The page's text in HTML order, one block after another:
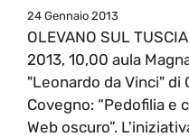
24 Gennaio 2013
OLEVANO SUL
2013, 10,00 aula
"Leonardo da Vinci" di
Covegno: “Pedofilia e
Web oscuro”.